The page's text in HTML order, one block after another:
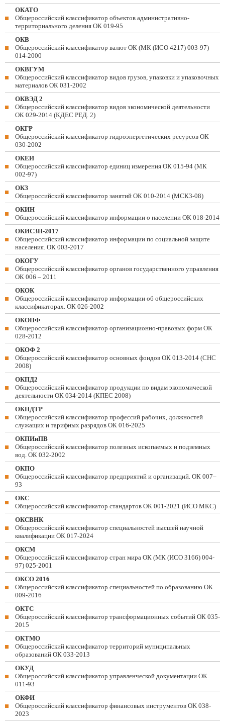
ОКАТО
Общероссийский классификатор объектов административно-
территориального деления ОК 019-95
ОКВ
Общероссийский классификатор валют ОК (МК (ИСО 4217) 003-97)
014-2000
ОКВГУМ
Общероссийский классификатор видов грузов, упаковки и упаковочных
материалов ОК 031-2002
ОКВЭД 2
Общероссийский классификатор видов экономической деятельности
ОК 029-2014 (КДЕС РЕД. 2)
ОКГР
Общероссийский классификатор гидроэнергетических ресурсов ОК
030-2002
ОКЕИ
Общероссийский классификатор единиц измерения ОК 015-94 (МК
002-97)
ОКЗ
Общероссийский классификатор занятий ОК 010-2014 (МСКЗ-08)
ОКИН
Общероссийский классификатор информации о населении ОК 018-2014
ОКИСЗН-2017
Общероссийский классификатор информации по социальной защите
населения. ОК 003-2017
ОКОГУ
Общероссийский классификатор органов государственного управления
ОК 006 – 2011
ОКОК
Общероссийский классификатор информации об общероссийских
классификаторах. ОК 026-2002
ОКОПФ
Общероссийский классификатор организационно-правовых форм ОК
028-2012
ОКОФ 2
Общероссийский классификатор основных фондов ОК 013-2014 (СНС
2008)
ОКПД2
Общероссийский классификатор продукции по видам экономической
деятельности ОК 034-2014 (КПЕС 2008)
ОКПДТР
Общероссийский классификатор профессий рабочих, должностей
служащих и тарифных разрядов ОК 016-2025
ОКПИиПВ
Общероссийский классификатор полезных ископаемых и подземных
вод. ОК 032-2002
ОКПО
Общероссийский классификатор предприятий и организаций. ОК 007–
93
ОКС
Общероссийский классификатор стандартов ОК 001-2021 (ИСО МКС)
ОКСВНК
Общероссийский классификатор специальностей высшей научной
квалификации ОК 017-2024
ОКСМ
Общероссийский классификатор стран мира ОК (МК (ИСО 3166) 004-
97) 025-2001
ОКСО 2016
Общероссийский классификатор специальностей по образованию ОК
009-2016
ОКТС
Общероссийский классификатор трансформационных событий ОК 035-
2015
ОКТМО
Общероссийский классификатор территорий муниципальных
образований ОК 033-2013
ОКУД
Общероссийский классификатор управленческой документации ОК
011-93
ОКФИ
Общероссийский классификатор финансовых инструментов OK 038-
2023